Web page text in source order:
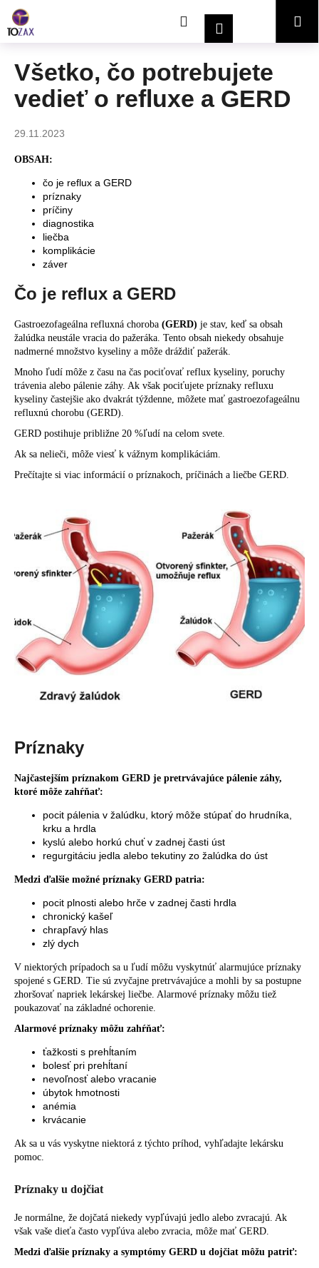
obsah
HľadaťPrihlásenieNákupný
košík
Všetko, čo potrebujete
vedieť o refluxe a GERD
29.11.2023
OBSAH:
čo je reflux a GERD
príznaky
príčiny
diagnostika
liečba
komplikácie
záver
Čo je reflux a GERD
Gastroezofageálna refluxná choroba (GERD) je stav, keď sa obsah
žalúdka neustále vracia do pažeráka. Tento obsah niekedy obsahuje
nadmerné množstvo kyseliny a môže dráždiť pažerák.
Mnoho ľudí môže z času na čas pociťovať reflux kyseliny, poruchy
trávenia alebo pálenie záhy. Ak však pociťujete príznaky refluxu
kyseliny častejšie ako dvakrát týždenne, môžete mať gastroezofageálnu
refluxnú chorobu (GERD).
GERD postihuje približne 20 %ľudí na celom svete.
Ak sa nelieči, môže viesť k vážnym komplikáciám.
Prečítajte si viac informácií o príznakoch, príčinách a liečbe GERD.
Príznaky
Najčastejším príznakom GERD je pretrvávajúce pálenie záhy,
ktoré môže zahŕňať:
pocit pálenia v žalúdku, ktorý môže stúpať do hrudníka,
krku a hrdla
kyslú alebo horkú chuť v zadnej časti úst
regurgitáciu jedla alebo tekutiny zo žalúdka do úst
Medzi ďalšie možné príznaky GERD patria:
pocit plnosti alebo hrče v zadnej časti hrdla
chronický kašeľ
chrapľavý hlas
zlý dych
V niektorých prípadoch sa u ľudí môžu vyskytnúť alarmujúce príznaky
spojené s GERD. Tie sú zvyčajne pretrvávajúce a mohli by sa postupne
zhoršovať napriek lekárskej liečbe. Alarmové príznaky môžu tiež
poukazovať na základné ochorenie.
Alarmové príznaky môžu zahŕňať:
ťažkosti s prehĺtaním
bolesť pri prehĺtaní
nevoľnosť alebo vracanie
úbytok hmotnosti
anémia
krvácanie
Ak sa u vás vyskytne niektorá z týchto príhod, vyhľadajte lekársku
pomoc.
Príznaky u dojčiat
Je normálne, že dojčatá niekedy vypľúvajú jedlo alebo zvracajú. Ak
však vaše dieťa často vypľúva alebo zvracia, môže mať GERD.
Medzi ďalšie príznaky a symptómy GERD u dojčiat môžu patriť:
o
Č
o
o
t
t
e
n
á
j
s
ť
?
p
ú
a
m